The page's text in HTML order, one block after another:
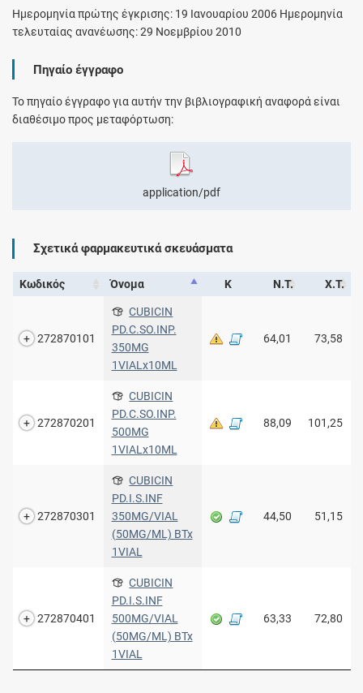
Ημερομηνία πρώτης έγκρισης: 19 Ιανουαρίου 2006 Ημερομηνία
τελευταίας ανανέωσης: 29 Νοεμβρίου 2010
Πηγαίο έγγραφο
Το πηγαίο έγγραφο για αυτήν την βιβλιογραφική αναφορά είναι
διαθέσιμο προς μεταφόρτωση:
application/pdf
Σχετικά φαρμακευτικά σκευάσματα
Κωδικός Όνομα Κ Ν.Τ. Χ.Τ.
272870101
CUBICIN
PD.C.SO.INP.
350MG
1VIALx10ML
64,01 73,58
272870201
CUBICIN
PD.C.SO.INP.
500MG
1VIALx10ML
88,09 101,25
272870301
CUBICIN
PD.I.S.INF
350MG/VIAL
(50MG/ML) BTx
1VIAL
44,50 51,15
272870401
CUBICIN
PD.I.S.INF
500MG/VIAL
(50MG/ML) BTx
1VIAL
63,33 72,80